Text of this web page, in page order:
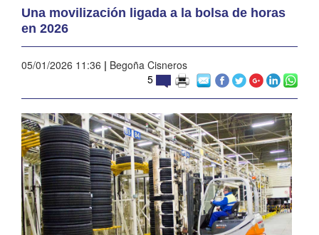
Una movilización ligada a la bolsa de horas
en 2026
05/01/2026 11:36 | Begoña Cisneros
5